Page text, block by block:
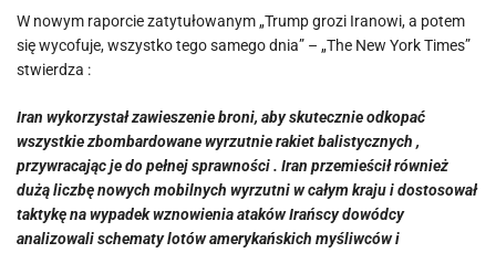
USA
W nowym raporcie zatytułowanym „Trump grozi Iranowi, a potem
się wycofuje, wszystko tego samego dnia” – „The New York Times”
stwierdza :
Iran wykorzystał zawieszenie broni, aby skutecznie odkopać
wszystkie zbombardowane wyrzutnie rakiet balistycznych ,
przywracając je do pełnej sprawności . Iran przemieścił również
dużą liczbę nowych mobilnych wyrzutni w całym kraju i dostosował
taktykę na wypadek wznowienia ataków Irańscy dowódcy
analizowali schematy lotów amerykańskich myśliwców i